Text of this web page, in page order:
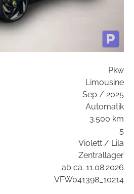
Pkw
Limousine
Sep / 2025
Automatik
3.500 km
5
Violett / Lila
Zentrallager
ab ca. 11.08.2026
VFW041398_10214